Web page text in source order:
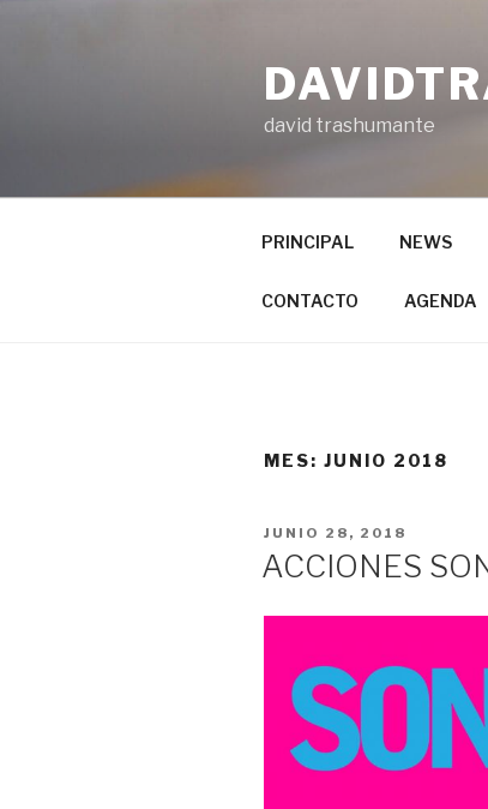
david trashumante
PRINCIPAL NEWS
CONTACTO AGENDA
MES: JUNIO 2018
PUBLICADO
EN
JUNIO 28, 2018
ACCIONES